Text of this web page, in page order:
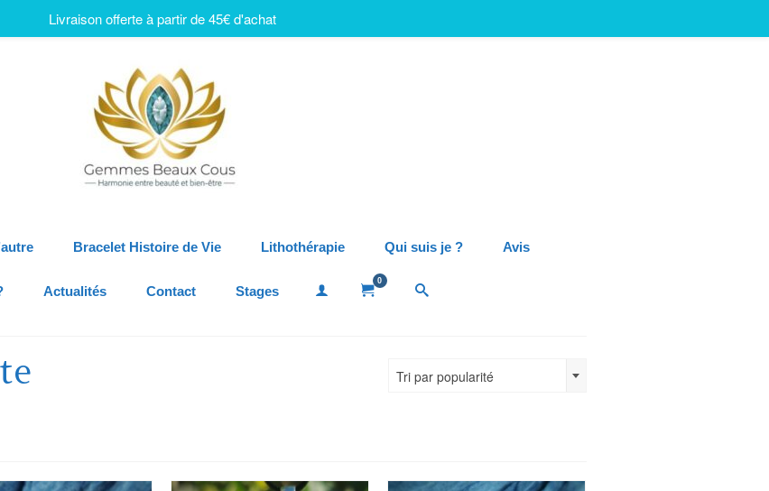
Bracelet Histoire de Vie Lithothérapie Qui suis je ? Avis
Actualités Contact Stages
0
Tri par popularité
Livraison offerte à partir de 45€ d'achat